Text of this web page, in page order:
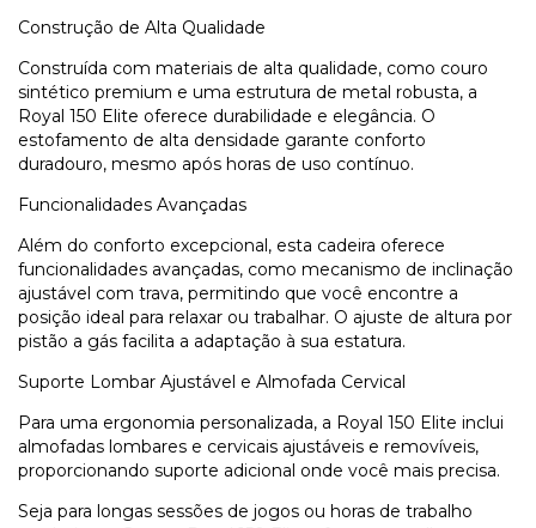
Construção de Alta Qualidade
Construída com materiais de alta qualidade, como couro
sintético premium e uma estrutura de metal robusta, a
Royal 150 Elite oferece durabilidade e elegância. O
estofamento de alta densidade garante conforto
duradouro, mesmo após horas de uso contínuo.
Funcionalidades Avançadas
Além do conforto excepcional, esta cadeira oferece
funcionalidades avançadas, como mecanismo de inclinação
ajustável com trava, permitindo que você encontre a
posição ideal para relaxar ou trabalhar. O ajuste de altura por
pistão a gás facilita a adaptação à sua estatura.
Suporte Lombar Ajustável e Almofada Cervical
Para uma ergonomia personalizada, a Royal 150 Elite inclui
almofadas lombares e cervicais ajustáveis e removíveis,
proporcionando suporte adicional onde você mais precisa.
Seja para longas sessões de jogos ou horas de trabalho